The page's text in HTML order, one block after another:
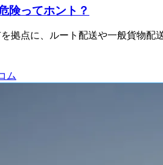
険ってホント？
拠点に、ルート配送や一般貨物
ム